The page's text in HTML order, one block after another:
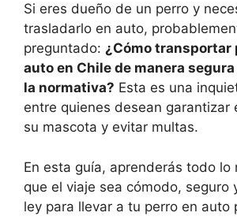
Si eres dueño de un perro y
trasladarlo en auto,
preguntado: ¿Cómo transportar
auto en Chile de manera
la normativa? Esta es una
entre quienes desean garantizar
su mascota y evitar multas.
En esta guía, aprenderás todo lo
que el viaje sea cómodo, seguro
ley para llevar a tu perro en auto